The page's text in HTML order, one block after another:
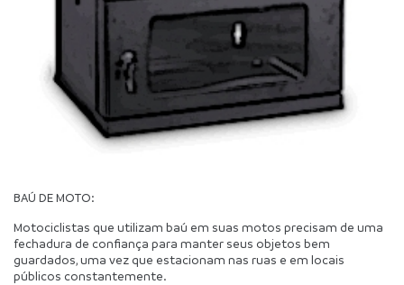
BAÚ DE MOTO:
Motociclistas que utilizam baú em suas motos precisam de uma
fechadura de confiança para manter seus objetos bem
guardados, uma vez que estacionam nas ruas e em locais
públicos constantemente.